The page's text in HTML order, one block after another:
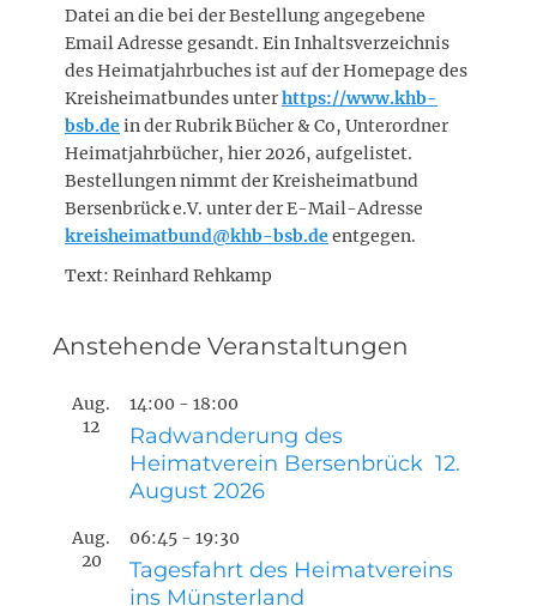
Datei an die bei der Bestellung angegebene
Email Adresse gesandt. Ein Inhaltsverzeichnis
des Heimatjahrbuches ist auf der Homepage des
Kreisheimatbundes unterhttps://www.khb-
bsb.dein der Rubrik Bücher & Co, Unterordner
Heimatjahrbücher, hier 2026, aufgelistet.
Bestellungen nimmt der Kreisheimatbund
Bersenbrück e.V. unter der E-Mail-Adresse
kreisheimatbund@khb-bsb.deentgegen.
Text: Reinhard Rehkamp
Anstehende Veranstaltungen
Aug.
12
14:00 - 18:00
Radwanderung des
Heimatverein Bersenbrück 12.
August 2026
Aug.
20
06:45 - 19:30
Tagesfahrt des Heimatvereins
ins Münsterland